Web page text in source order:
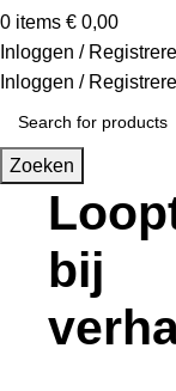
0 items € 0,00
Inloggen /
Inloggen /
Zoeken
bij